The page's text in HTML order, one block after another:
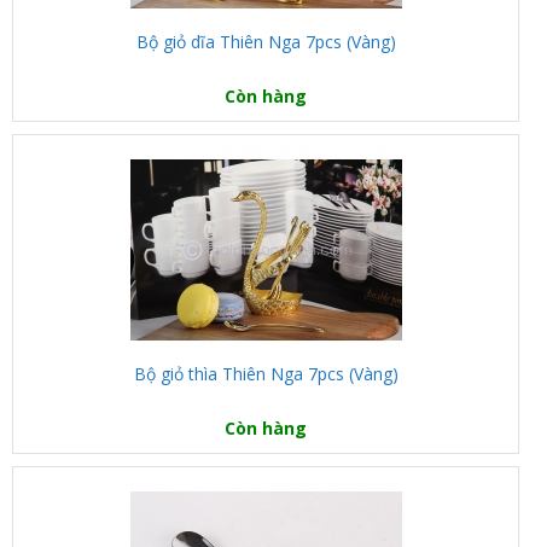
Bộ giỏ dĩa Thiên Nga 7pcs (Vàng)
Còn hàng
Bộ giỏ thìa Thiên Nga 7pcs (Vàng)
Còn hàng